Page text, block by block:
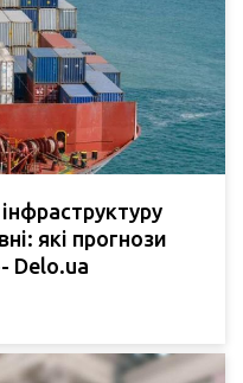
які прогнози
Delo.ua